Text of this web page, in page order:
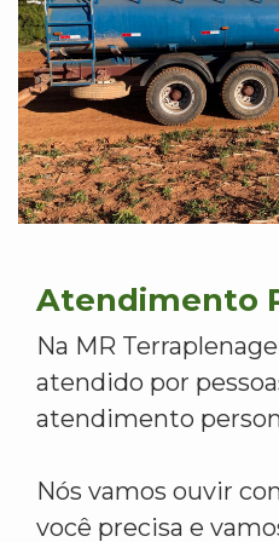
Atendimento
Na MR
atendido por
atendimento
Nós vamos ouvir
você precisa e